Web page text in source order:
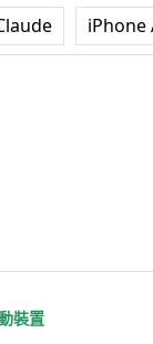
iPhone
裝置